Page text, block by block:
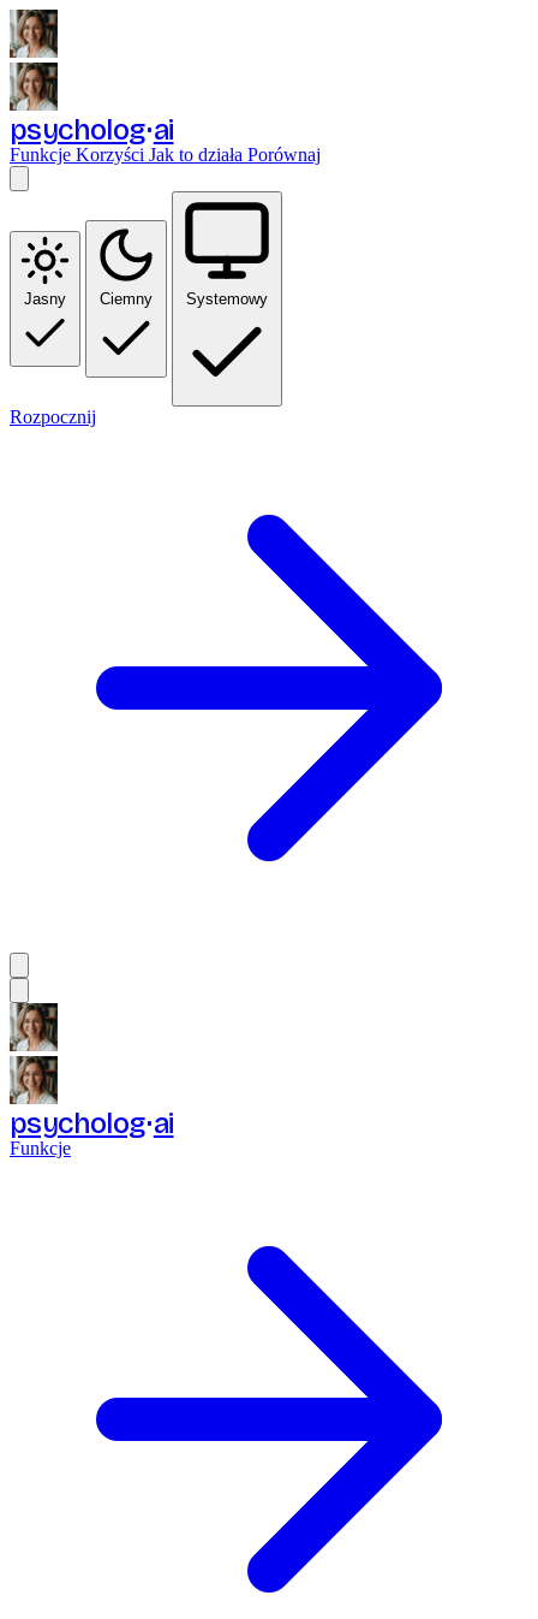
psycholog ai
Funkcje Korzyści Jak to działa Porównaj
Jasny Ciemny Systemowy
Rozpocznij
psycholog ai
Funkcje